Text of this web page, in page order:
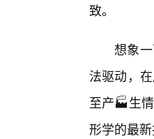
致。
想象
法驱动，
至产🏭生
形学的最